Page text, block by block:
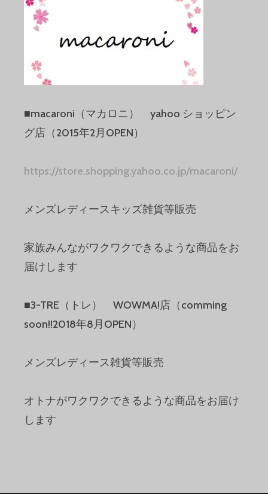
■macaroni（マカロニ） yahoo ショッピン
グ店（2015年2月OPEN）
https://store.shopping.yahoo.co.jp/macaroni/
メンズレディースキッズ雑貨等販売
家族みんながワクワクできるような商品をお
届けします
■3-TRE（トレ） WOWMA!店（comming
soon!!2018年8月OPEN）
メンズレディース雑貨等販売
オトナがワクワクできるような商品をお届け
します